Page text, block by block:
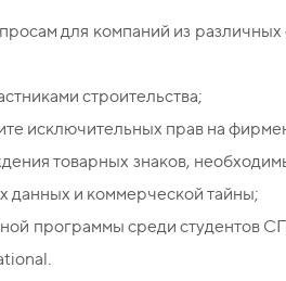
для компаний из различных
строительства;
исключительных прав на
товарных знаков,
данных и коммерческой тайны;
программы среди студентов